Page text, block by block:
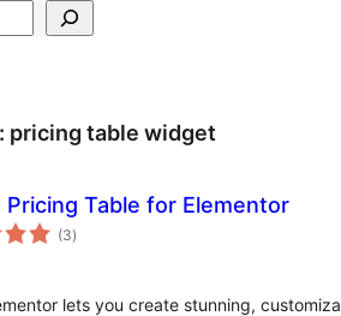
pricing table widget
Pricing Table for Elementor
(3загальний
рейтинг
)
lets you create stunning,